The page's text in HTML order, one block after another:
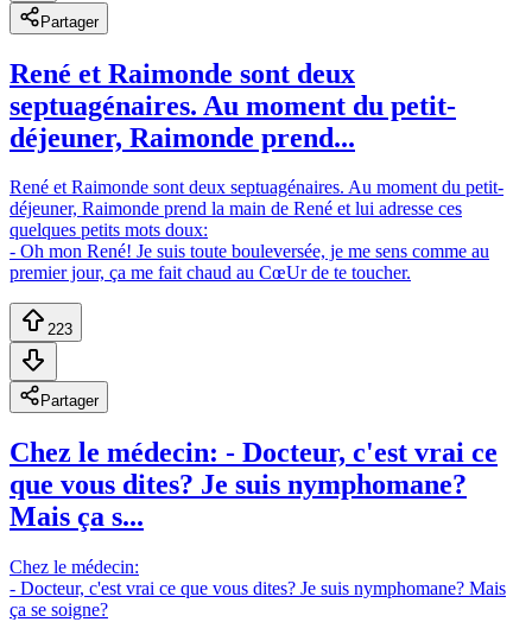
Partager
René et Raimonde sont deux
septuagénaires. Au moment du petit-
déjeuner, Raimonde prend...
René et Raimonde sont deux septuagénaires. Au moment du petit-
déjeuner, Raimonde prend la main de René et lui adresse ces
quelques petits mots doux:
- Oh mon René! Je suis toute bouleversée, je me sens comme au
premier jour, ça me fait chaud au CœUr de te toucher.
223
Partager
Chez le médecin: - Docteur, c'est vrai ce
que vous dites? Je suis nymphomane?
Mais ça s...
Chez le médecin:
- Docteur, c'est vrai ce que vous dites? Je suis nymphomane? Mais
ça se soigne?